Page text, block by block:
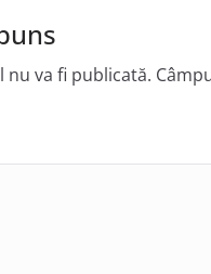
nu va fi publicată.